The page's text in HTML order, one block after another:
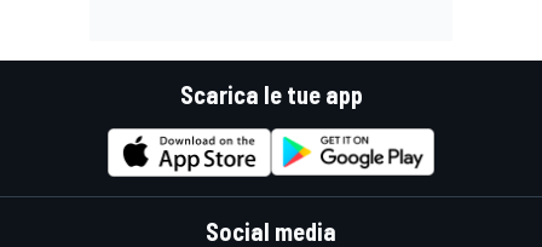
Scarica le tue app
Social media